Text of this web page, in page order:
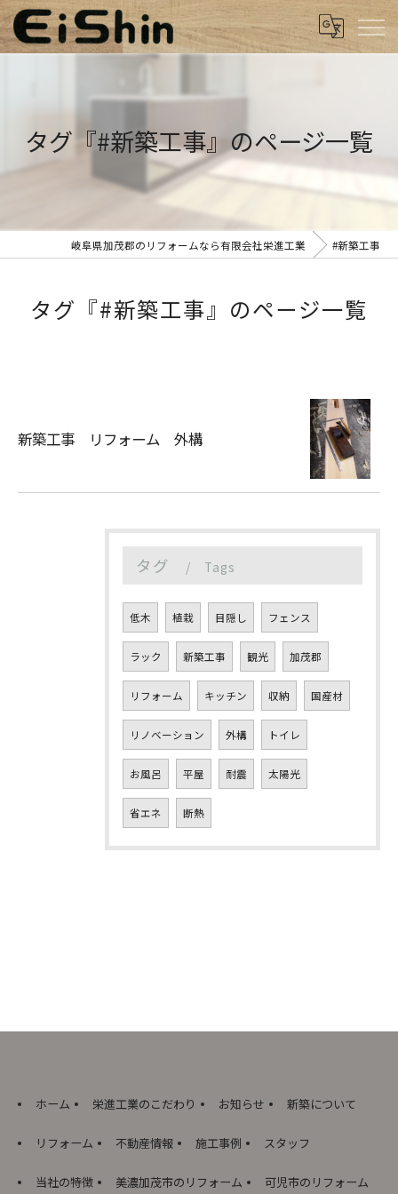
タグ『#新築工事』のページ一覧
岐阜県加茂郡のリフォームなら有限会社栄進工業 #新築工事
タグ『#新築工事』のページ一覧
新築工事 リフォーム 外構
タグ Tags
低木 植栽 目隠し フェンス
ラック 新築工事 観光 加茂郡
リフォーム キッチン 収納 国産材
リノベーション 外構 トイレ
お風呂 平屋 耐震 太陽光
省エネ 断熱
ホーム 栄進工業のこだわり お知らせ 新築について
リフォーム 不動産情報 施工事例 スタッフ
当社の特徴 美濃加茂市のリフォーム 可児市のリフォーム